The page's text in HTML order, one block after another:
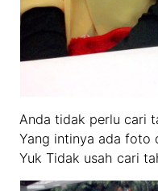
Anda tidak perlu cari
Yang intinya ada foto
Yuk Tidak usah cari